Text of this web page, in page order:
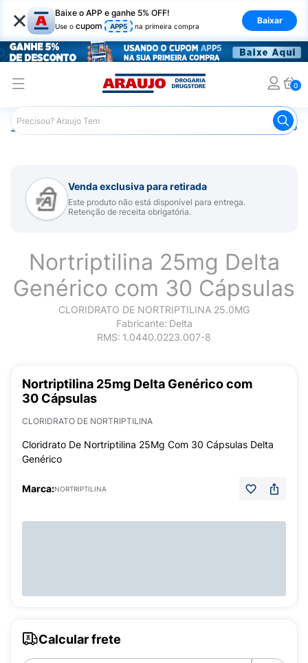
× Baixe o APP e ganhe 5% OFF!
Use o cupom APP5 na primeira compra
Baixar
0
Araujo Medicamentos Remédio para Sistema Nervoso
Venda exclusiva para retirada
Este produto não está disponível para entrega.
Retenção de receita obrigatória.
Nortriptilina 25mg Delta
Genérico com 30 Cápsulas
CLORIDRATO DE NORTRIPTILINA 25.0MG
Fabricante: Delta
RMS: 1.0440.0223.007-8
Nortriptilina 25mg Delta Genérico com
30 Cápsulas
CLORIDRATO DE NORTRIPTILINA
Cloridrato De Nortriptilina 25Mg Com 30 Cápsulas Delta
Genérico
Marca:NORTRIPTILINA
Calcular frete